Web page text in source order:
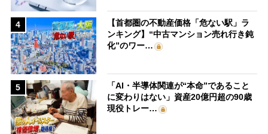
4
【首都圏の不動産価格「危ない駅」ラ
ンキング】“中古マンション売れ行き鈍
化”のワー…
5
「AI・半導体関連が“本命”であること
に変わりはない」資産20億円超の90歳
現役トレー…